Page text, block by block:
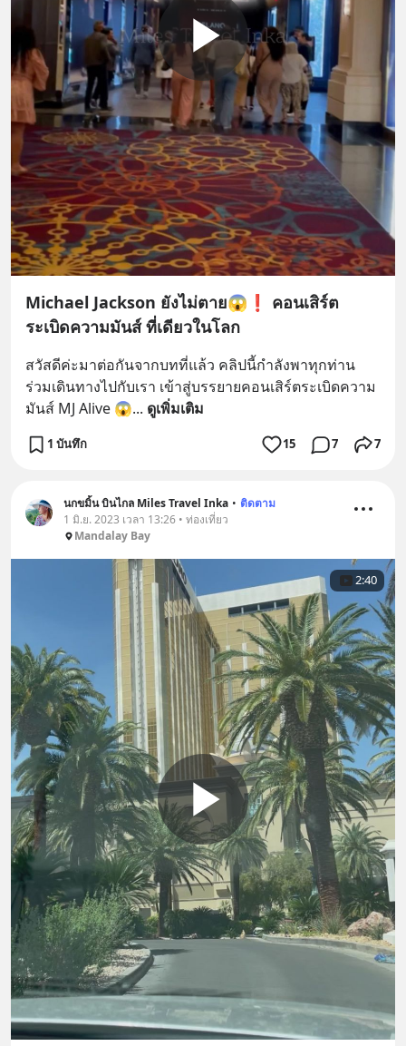
Michael Jackson ยังไม่ตาย😱❗️ คอนเสิร์ต
ระเบิดความมันส์ ที่เดียวในโลก
สวัสดีค่ะมาต่อกันจากบทที่แล้ว คลิปนี้กำลังพาทุกท่าน
ร่วมเดินทางไปกับเรา เข้าสู่บรรยายคอนเสิร์ตระเบิดความ
มันส์ MJ Alive 😱... ดูเพิ่มเติม
1 บันทึก 15 7 7
นกขมิ้น บินไกล Miles Travel Inka • ติดตาม
1 มิ.ย. 2023 เวลา 13:26 • ท่องเที่ยว
Mandalay Bay
2:40